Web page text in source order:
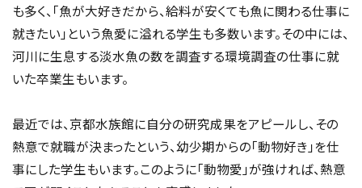
も多く、「魚が大好きだから、給料が安くても魚に関わる仕事に
就きたい」という魚愛に溢れる学生も多数います。その中には、
河川に生息する淡水魚の数を調査する環境調査の仕事に就
いた卒業生もいます。
最近では、京都水族館に自分の研究成果をアピールし、その
熱意で就職が決まったという、幼少期からの「動物好き」を仕
事にした学生もいます。このように「動物愛」が強ければ、熱意